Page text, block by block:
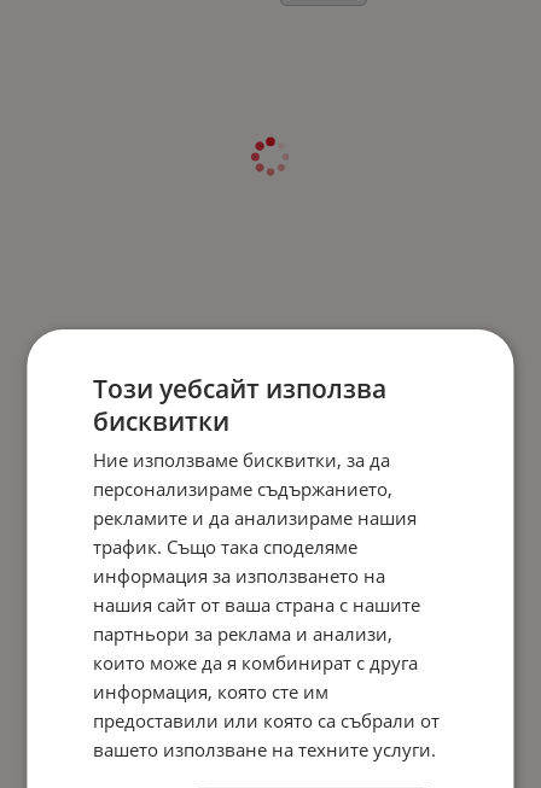
Този уебсайт използва
бисквитки
Ние използваме бисквитки, за да
персонализираме съдържанието,
рекламите и да анализираме нашия
трафик. Също така споделяме
информация за използването на
нашия сайт от ваша страна с нашите
партньори за реклама и анализи,
които може да я комбинират с друга
информация, която сте им
предоставили или която са събрали от
вашето използване на техните услуги.